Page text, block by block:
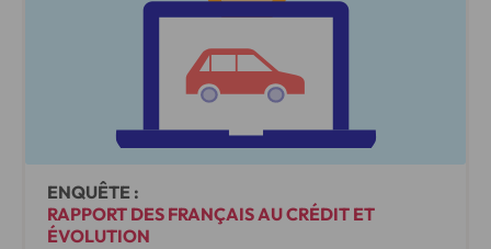
ENQUÊTE :
RAPPORT DES FRANÇAIS AU CRÉDIT ET
ÉVOLUTION